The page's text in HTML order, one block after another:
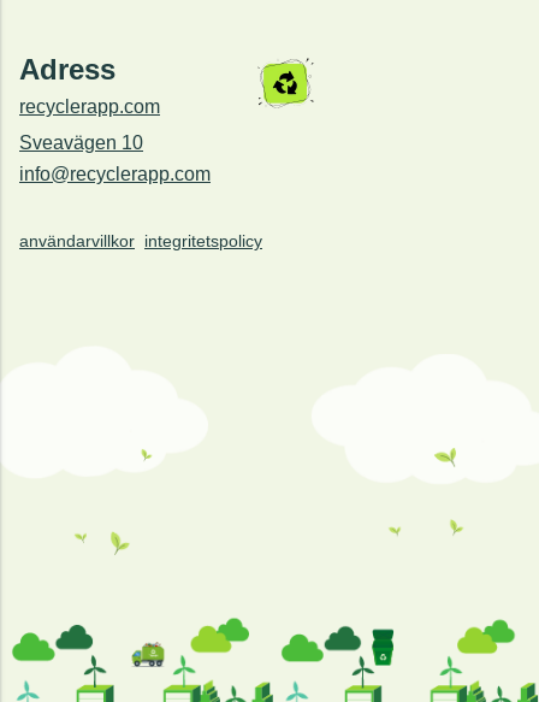
Adress
recyclerapp.com
Sveavägen 10
info@recyclerapp.com
användarvillkor integritetspolicy